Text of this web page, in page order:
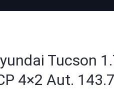
Tucson
4×2 Aut.